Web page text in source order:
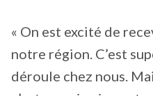
« On est excité de
notre région. C’est
déroule chez nous.